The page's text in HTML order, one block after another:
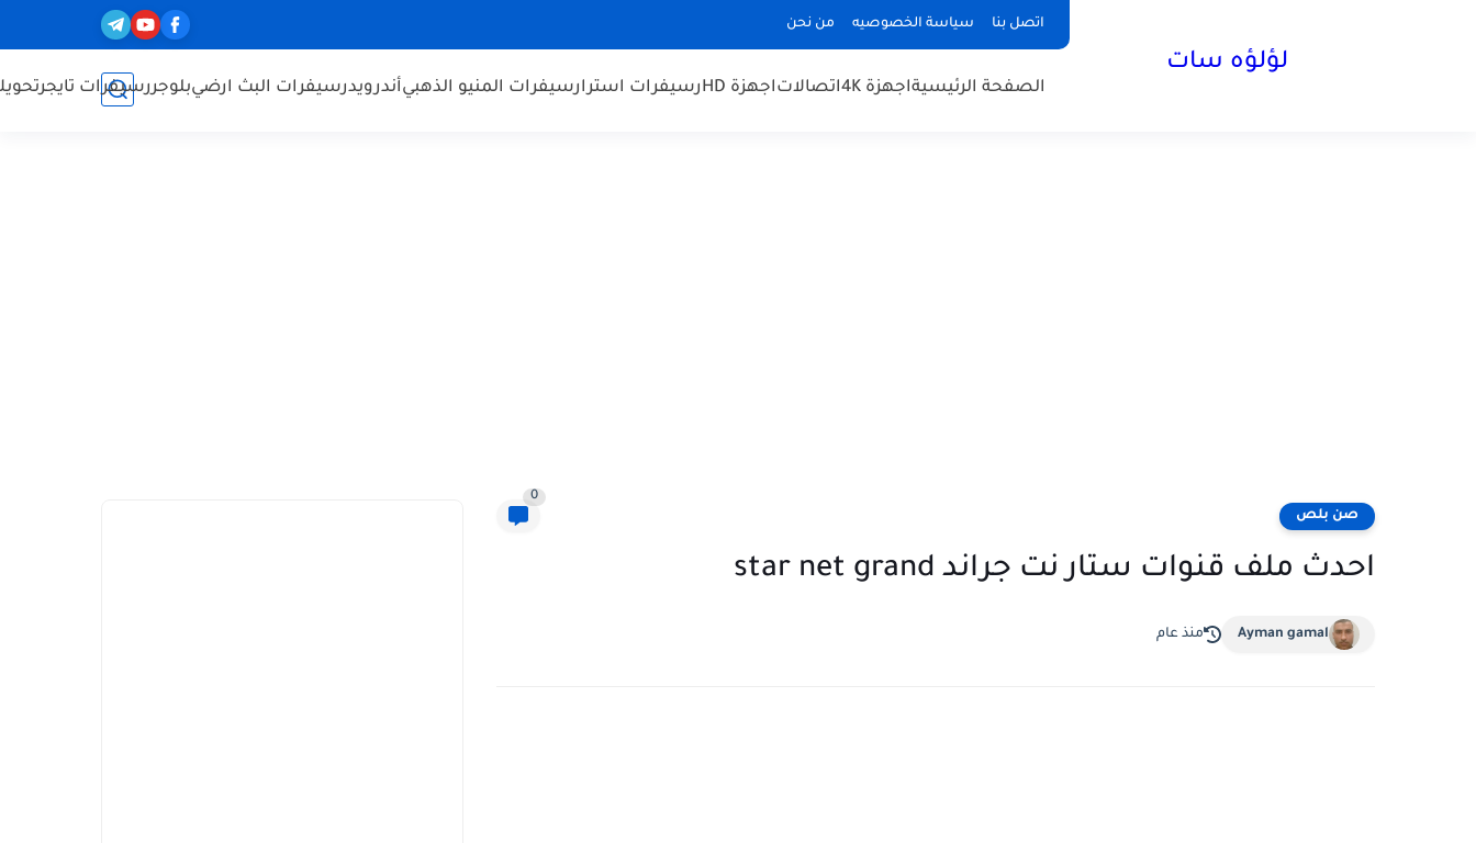
اتصل بنا سياسة الخصوصيه من نحن
لؤلؤه سات
الصفحة الرئيسيةاجهزة 4K اتصالاتاجهزة HD رسيفرات استرارسيفرات المنيو الذهبيأندرويدرسيفرات البث ارضيبلوجررسيفرات تايجر
صن بلص
0
احدث ملف قنوات ستار نت جراند star net grand
Ayman gamal منذ عام